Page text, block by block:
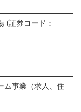
(証券コード：
ム事業（求人、住